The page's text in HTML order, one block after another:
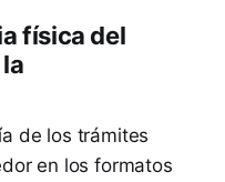
física del
de los trámites
en los formatos